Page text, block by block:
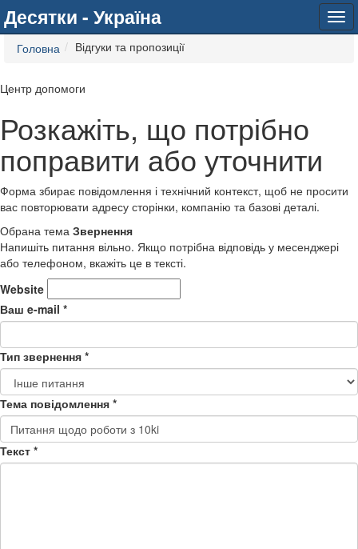
Десятки - Україна
Головна Відгуки та пропозиції
Центр допомоги
Розкажіть, що потрібно
поправити або уточнити
Форма збирає повідомлення і технічний контекст, щоб не просити
вас повторювати адресу сторінки, компанію та базові деталі.
Обрана тема Звернення
Напишіть питання вільно. Якщо потрібна відповідь у месенджері
або телефоном, вкажіть це в тексті.
Website
Ваш e-mail *
Тип звернення *
Тема повідомлення *
Текст *